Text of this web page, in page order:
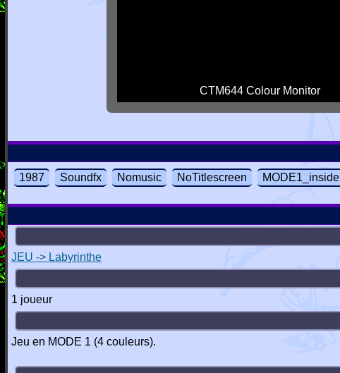
CTM644 Colour Monitor
1987 Soundfx Nomusic NoTitlescreen MODE1_inside
JEU -> Labyrinthe
1 joueur
Jeu en MODE 1 (4 couleurs).